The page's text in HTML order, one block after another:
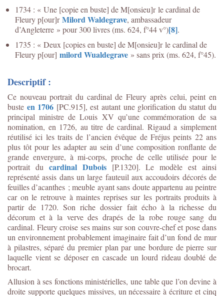
1734 : « Une [copie en buste] de M[onsieu]r le cardinal de
Fleury p[our]rMilord Waldegrave, ambassadeur
d’Angleterre » pour 300 livres (ms. 624, f°44 v°)[8].
1735 : « Deux [copies en buste] de M[onsieu]r le cardinal de
Fleury p[our] milord Wualdegrave » sans prix (ms. 624, f°45).
Descriptif :
Ce nouveau portrait du cardinal de Fleury après celui, peint en
buste en 1706 [PC.915], est autant une glorification du statut du
principal ministre de Louis XV qu’une commémoration de sa
nomination, en 1726, au titre de cardinal. Rigaud a simplement
réutilisé ici les traits de l’ancien évêque de Fréjus peints 22 ans
plus tôt pour les adapter au sein d’une composition ronflante de
grande envergure, à mi-corps, proche de celle utilisée pour le
portrait du cardinal Dubois[P.1320]. Le modèle est ainsi
représenté assis dans un large fauteuil aux accoudoirs décorés de
feuilles d’acanthes ; meuble ayant sans doute appartenu au peintre
car on le retrouve à maintes reprises sur les portraits produits à
partir de 1720. Son riche dossier fait écho à la richesse du
décorum et à la verve des drapés de la robe rouge sang du
cardinal. Fleury croise ses mains sur son couvre-chef et pose dans
un environnement probablement imaginaire fait d’un fond de mur
à pilastres, séparé du premier plan par une bordure de pierre sur
laquelle vient se déposer en cascade un lourd rideau doublé de
brocart.
Allusion à ses fonctions ministérielles, une table que l’on devine à
droite supporte quelques missives, un nécessaire à écriture et cinq